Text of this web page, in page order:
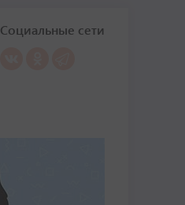
Социальные сети